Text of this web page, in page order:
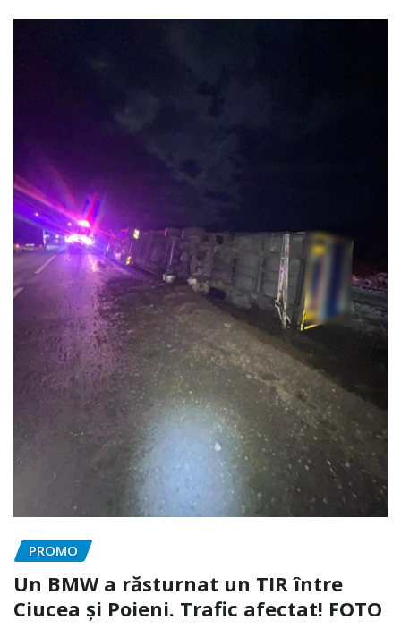
PROMO
Un BMW a răsturnat un TIR între
Ciucea și Poieni. Trafic afectat! FOTO